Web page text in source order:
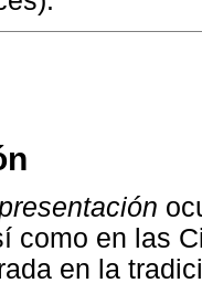
como en las
en la